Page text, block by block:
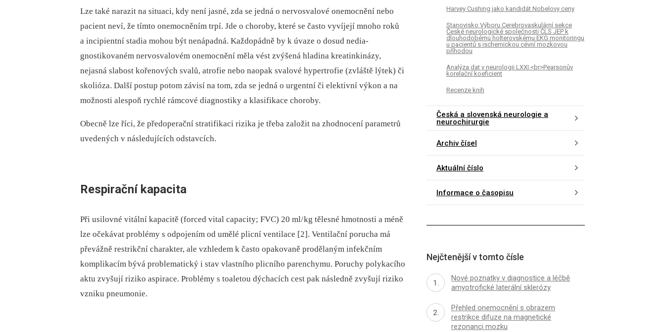
Lze také narazit na situaci, kdy není jasné, zda se jedná o nervosvalové onemocnění nebo
pacient neví, že tímto onemocněním trpí. Jde o choroby, které se často vyvíjejí mnoho roků
a incipientní stadia mohou být nenápadná. Každopádně by k úvaze o dosud nedia­
gnostikovaném nervosvalovém onemocnění měla vést zvýšená hladina kreatinkinázy,
nejasná slabost kořenových svalů, atrofie nebo naopak svalové hypertrofie (zvláště lýtek) či
skolióza. Další postup potom závisí na tom, zda se jedná o urgentní či elektivní výkon a na
možnosti alespoň rychlé rámcové diagnostiky a klasifikace choroby.
Obecně lze říci, že předoperační stratifikaci rizika je třeba založit na zhodnocení parametrů
uvedených v následujících odstavcích.
Respirační kapacita
Při usilovné vitální kapacitě (forced vital capacity; FVC) 20 ml/ kg tělesné hmotnosti a méně
lze očekávat problémy s odpojením od umělé plicní ventilace [2]. Ventilační porucha má
převážně restrikční charakter, ale vzhledem k často opakovaně prodělaným infekčním
komplikacím bývá problematický i stav vlastního plicního parenchymu. Poruchy polykacího
aktu zvyšují riziko aspirace. Problémy s toaletou dýchacích cest pak následně zvyšují riziko
vzniku pneumonie.
Harvey Cushing jako kandidát Nobelovy ceny
Stanovisko Výboru Cerebrovaskulární sekce
České neurologické společnosti ČLS JEP k
dlouhodobému holterovskému EKG monitoringu
u pa­cientů s ischemickou cévní mozkovou
příhodou
Analýza dat v neurologii LXXI.<br>Pearsonův
korelační koeficient
Recenze knih
Česká a slovenská neurologie a
neurochirurgie
Archiv čísel
Aktuální číslo
Informace o časopisu
Nejčtenější v tomto čísle
Nové poznatky v dia­gnostice a léčbě
amyotrofické laterální sklerózy
Přehled onemocnění s obrazem
restrikce difuze na magnetické
rezonanci mozku